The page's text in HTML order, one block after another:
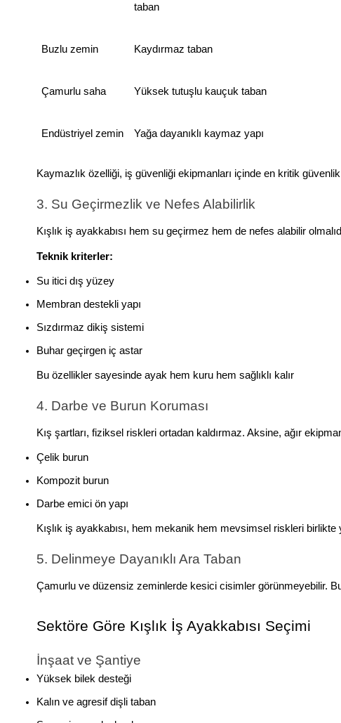
taban
Buzlu zemin Kaydırmaz taban
Çamurlu saha Yüksek tutuşlu kauçuk taban
Endüstriyel zemin Yağa dayanıklı kaymaz yapı
Kaymazlık özelliği, iş güvenliği ekipmanları içinde en kritik
3. Su Geçirmezlik ve Nefes Alabilirlik
Kışlık iş ayakkabısı hem su geçirmez hem de nefes alabilir
Teknik kriterler:
Su itici dış yüzey
Membran destekli yapı
Sızdırmaz dikiş sistemi
Buhar geçirgen iç astar
Bu özellikler sayesinde ayak hem kuru hem sağlıklı kalır
4. Darbe ve Burun Koruması
Kış şartları, fiziksel riskleri ortadan kaldırmaz. Aksine, ağır
Çelik burun
Kompozit burun
Darbe emici ön yapı
Kışlık iş ayakkabısı, hem mekanik hem mevsimsel riskleri birlikte
5. Delinmeye Dayanıklı Ara Taban
Çamurlu ve düzensiz zeminlerde kesici cisimler görünmeyebilir.
Sektöre Göre Kışlık İş Ayakkabısı Seçimi
İnşaat ve Şantiye
Yüksek bilek desteği
Kalın ve agresif dişli taban